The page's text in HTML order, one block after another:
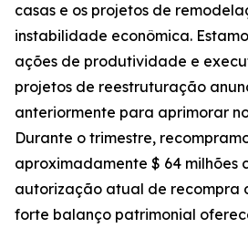
casas e os projetos de
instabilidade econômica.
ações de produtividade e
projetos de reestruturação
anteriormente para aprimorar
Durante o trimestre,
aproximadamente $ 64 milhões
autorização atual de recompra
forte balanço patrimonial